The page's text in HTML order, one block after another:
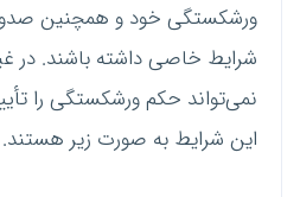
ورشکستگی خود و همچنین صدور
شرایط خاصی داشته باشند. در
نمی‌تواند حکم ورشکستگی را
این شرایط به صورت زیر هستند.